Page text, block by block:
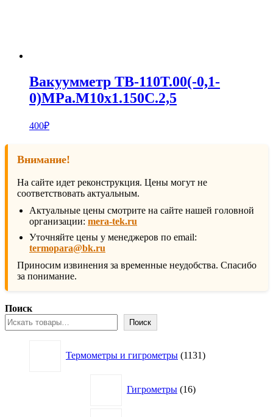
Вакуумметр ТВ-110Т.00(-0,1-
0)MPa.M10х1.150С.2,5
400₽
Внимание!
На сайте идет реконструкция. Цены могут не
соответствовать актуальным.
Актуальные цены смотрите на сайте нашей головной
организации: mera-tek.ru
Уточняйте цены у менеджеров по email:
termopara@bk.ru
Приносим извинения за временные неудобства. Спасибо
за понимание.
Поиск
Поиск
Термометры и гигрометры 1131товар
Гигрометры 16товаров